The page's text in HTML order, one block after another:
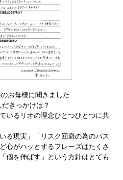
お母様に聞きました
きっかけは？
いるリオの理念ひとつひとつに共
る現実」「リスク回避の為のパス
心がハッとするフレーズはたくさ
個を伸ばす」という方針はとても